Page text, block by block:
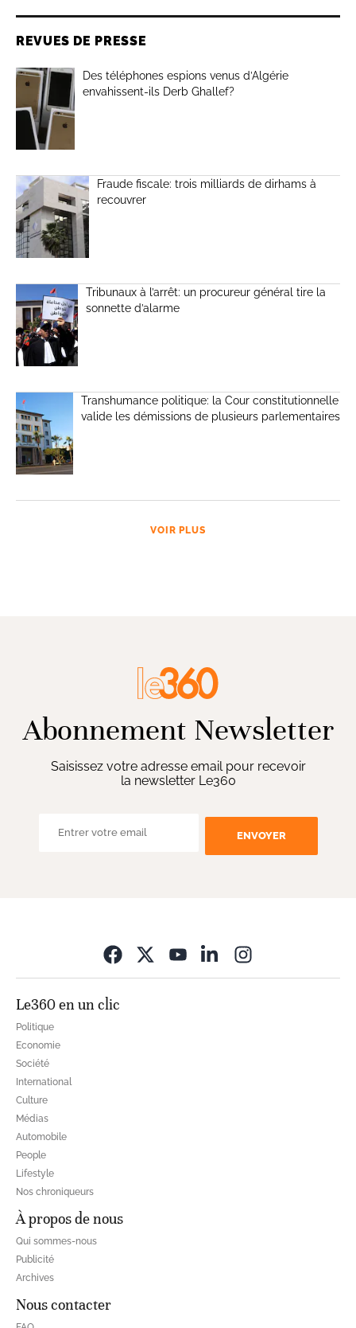
REVUES DE PRESSE
Des téléphones espions venus d’Algérie
envahissent-ils Derb Ghallef?
Fraude fiscale: trois milliards de dirhams à
recouvrer
Tribunaux à l’arrêt: un procureur général tire la
sonnette d’alarme
Transhumance politique: la Cour constitutionnelle
valide les démissions de plusieurs parlementaires
VOIR PLUS
Abonnement Newsletter
Saisissez votre adresse email pour recevoir
la newsletter Le360
ENVOYER
Le360 en un clic
Politique
Economie
Société
International
Culture
Médias
Automobile
People
Lifestyle
Nos chroniqueurs
À propos de nous
Qui sommes-nous
Publicité
Archives
Nous contacter